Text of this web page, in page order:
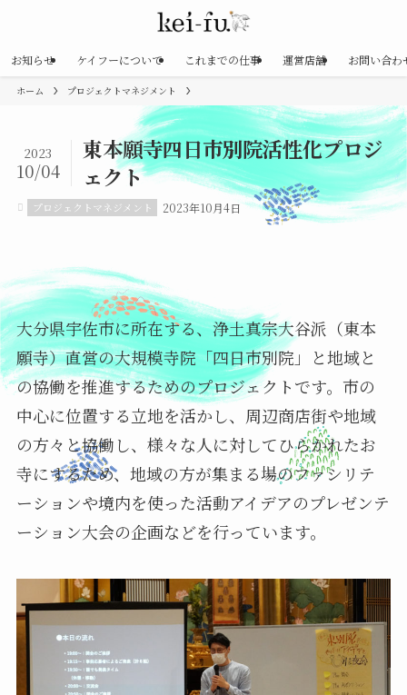
お知らせ ケイフーについて これまでの仕事 運営店舗 お問い合わ
ホーム プロジェクトマネジメント
東本願寺四日市別院活性化プロジ
ェクト
2023
10/04
プロジェクトマネジメント 2023年10月4日
大分県宇佐市に所在する、浄土真宗大谷派（東本
願寺）直営の大規模寺院「四日市別院」と地域と
の協働を推進するためのプロジェクトです。市の
中心に位置する立地を活かし、周辺商店街や地域
の方々と協働し、様々な人に対してひらかれたお
寺にするため、地域の方が集まる場のファシリテ
ーションや境内を使った活動アイデアのプレゼンテ
ーション大会の企画などを行っています。